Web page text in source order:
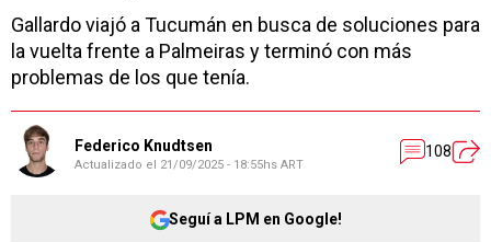
Gallardo viajó a Tucumán en busca de soluciones para
la vuelta frente a Palmeiras y terminó con más
problemas de los que tenía.
Federico Knudtsen
Actualizado el 21/09/2025 - 18:55hs ART
108
Seguí a LPM en Google!